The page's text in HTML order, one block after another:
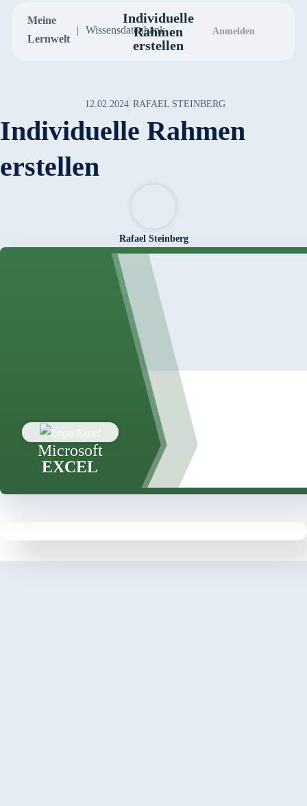
Meine
Lernwelt
Wissensdatenbank
Individuelle
Rahmen
erstellen
Anmelden
12.02.2024 RAFAEL STEINBERG
Individuelle Rahmen
erstellen
Rafael Steinberg
Microsoft
EXCEL